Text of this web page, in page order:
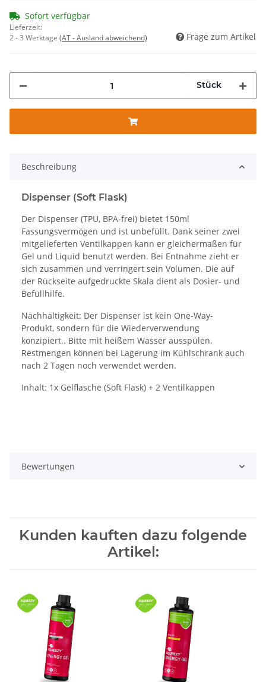
Sofort verfügbar
Lieferzeit:
2 - 3 Werktage (AT - Ausland abweichend) Frage zum Artikel
Stück
Beschreibung
Dispenser (Soft Flask)
Der Dispenser (TPU, BPA-frei) bietet 150ml
Fassungsvermögen und ist unbefüllt. Dank seiner zwei
mitgelieferten Ventilkappen kann er gleichermaßen für
Gel und Liquid benutzt werden. Bei Entnahme zieht er
sich zusammen und verringert sein Volumen. Die auf
der Rückseite aufgedruckte Skala dient als Dosier- und
Befüllhilfe.
Nachhaltigkeit: Der Dispenser ist kein One-Way-
Produkt, sondern für die Wiederverwendung
konzipiert.. Bitte mit heißem Wasser ausspülen.
Restmengen können bei Lagerung im Kühlschrank auch
nach 2 Tagen noch verwendet werden.
Inhalt: 1x Gelflasche (Soft Flask) + 2 Ventilkappen
Bewertungen
Kunden kauften dazu folgende
Artikel: